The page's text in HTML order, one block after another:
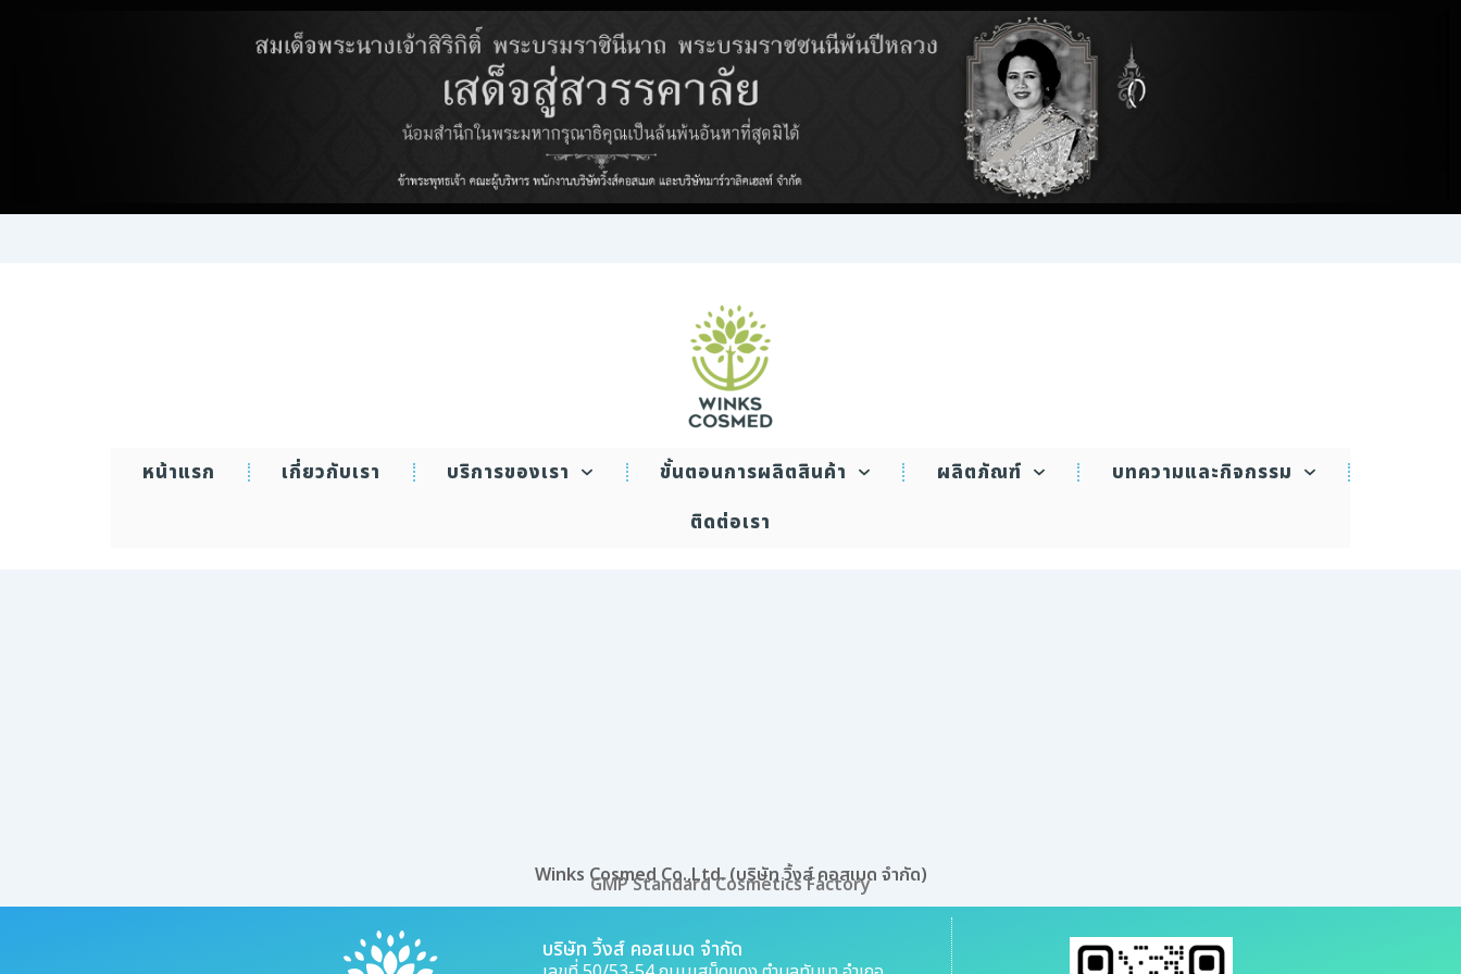
WINKS COSMED
หน้าแรก เกี่ยวกับเรา บริการของเรา ขั้นตอนการผลิตสินค้า ผลิตภัณฑ์
บทความและกิจกรรม
ติดต่อเรา
Winks Cosmed Co.,Ltd. (บริษัท วิ้งส์ คอสเมด จำกัด)
GMP Standard Cosmetics Factory
บริษัท วิ้งส์ คอสเมด จำกัด